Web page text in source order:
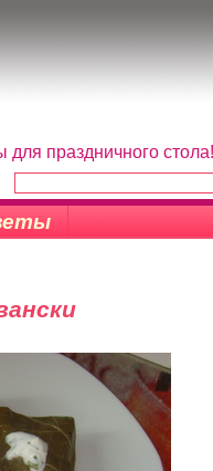
праздничного